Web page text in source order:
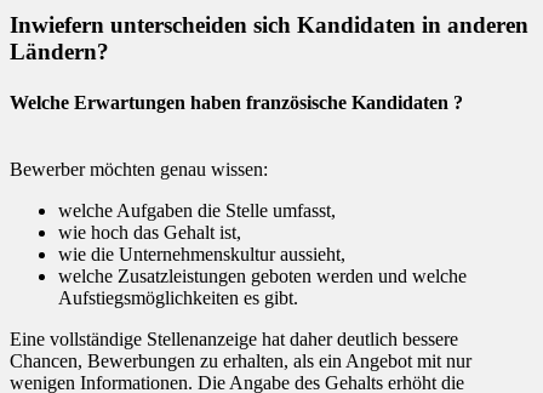
Inwiefern unterscheiden sich Kandidaten in anderen
Ländern?
Welche Erwartungen haben französische Kandidaten ?
Bewerber möchten genau wissen:
welche Aufgaben die Stelle umfasst,
wie hoch das Gehalt ist,
wie die Unternehmenskultur aussieht,
welche Zusatzleistungen geboten werden und welche
Aufstiegsmöglichkeiten es gibt.
Eine vollständige Stellenanzeige hat daher deutlich bessere
Chancen, Bewerbungen zu erhalten, als ein Angebot mit nur
wenigen Informationen. Die Angabe des Gehalts erhöht die